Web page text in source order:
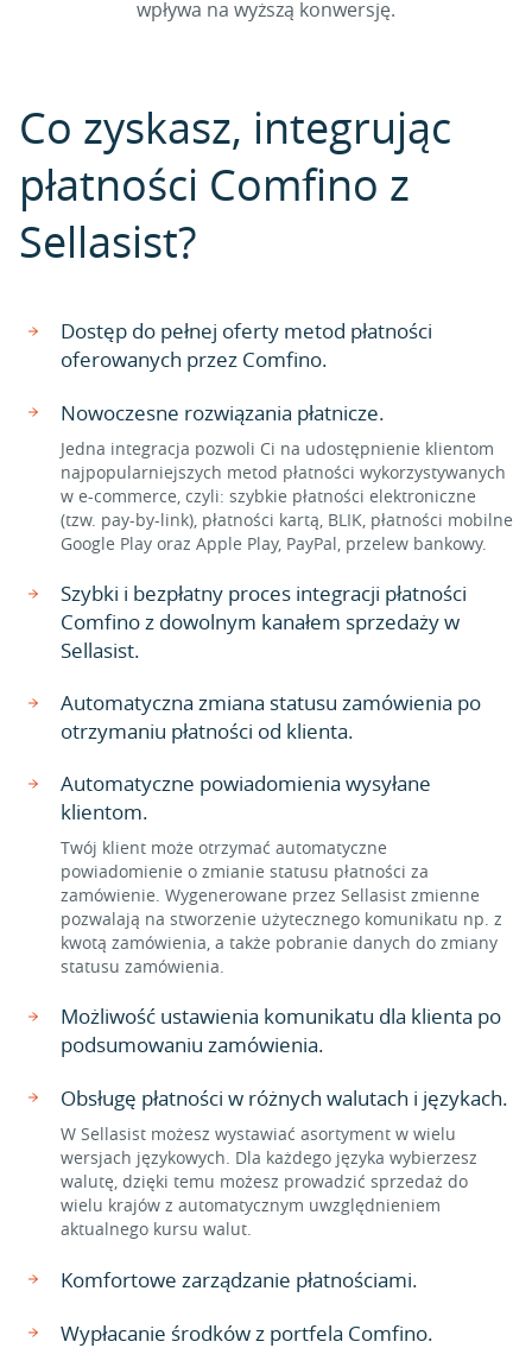
wpływa na wyższą konwersję.
Co zyskasz, integrując
płatności Comfino z
Sellasist?
Dostęp do pełnej oferty metod płatności
oferowanych przez Comfino.
Nowoczesne rozwiązania płatnicze.
Jedna integracja pozwoli Ci na udostępnienie klientom
najpopularniejszych metod płatności wykorzystywanych
w e-commerce, czyli: szybkie płatności elektroniczne
(tzw. pay-by-link), płatności kartą, BLIK, płatności mobilne
Google Play oraz Apple Play, PayPal, przelew bankowy.
Szybki i bezpłatny proces integracji płatności
Comfino z dowolnym kanałem sprzedaży w
Sellasist.
Automatyczna zmiana statusu zamówienia po
otrzymaniu płatności od klienta.
Automatyczne powiadomienia wysyłane
klientom.
Twój klient może otrzymać automatyczne
powiadomienie o zmianie statusu płatności za
zamówienie. Wygenerowane przez Sellasist zmienne
pozwalają na stworzenie użytecznego komunikatu np. z
kwotą zamówienia, a także pobranie danych do zmiany
statusu zamówienia.
Możliwość ustawienia komunikatu dla klienta po
podsumowaniu zamówienia.
Obsługę płatności w różnych walutach i językach.
W Sellasist możesz wystawiać asortyment w wielu
wersjach językowych. Dla każdego języka wybierzesz
walutę, dzięki temu możesz prowadzić sprzedaż do
wielu krajów z automatycznym uwzględnieniem
aktualnego kursu walut.
Komfortowe zarządzanie płatnościami.
Wypłacanie środków z portfela Comfino.